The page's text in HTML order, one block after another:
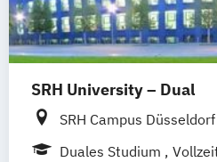
SRH University – Dual
SRH Campus Düsseldorf
SRH Campus Dresden
Duales Studium